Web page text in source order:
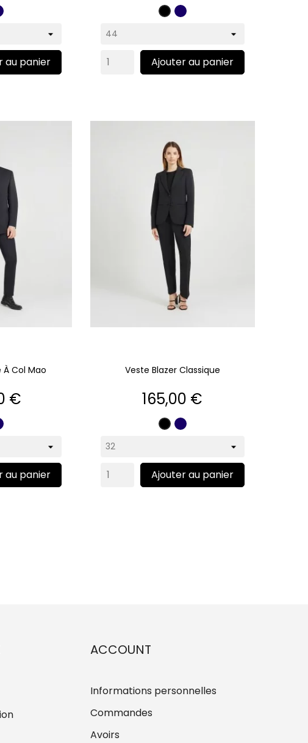
Marine
au panier
NoirMarine
Ajouter au panier
Col Mao
€
Marine
au panier
Veste Blazer Classique
Prix
165,00 €
NoirMarine
Ajouter au panier
ACCOUNT
Informations personnelles
Commandes
Avoirs